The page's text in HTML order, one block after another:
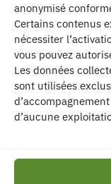
anonymisé
Certains contenus
nécessiter
vous pouvez
Les données
sont utilisées
d’aucune
|